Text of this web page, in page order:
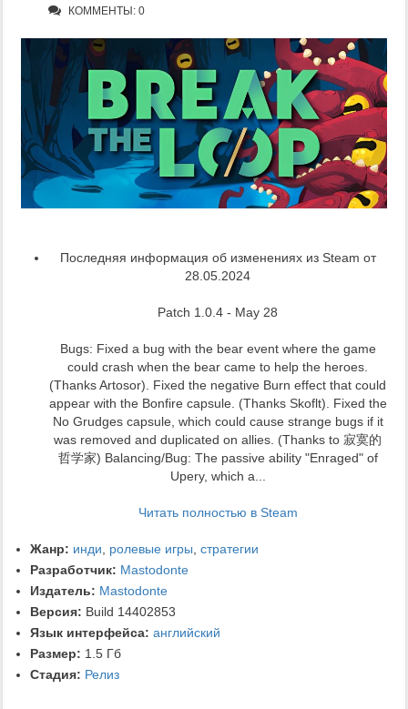
КОММЕНТЫ: 0
Последняя информация об изменениях из Steam от
28.05.2024
Patch 1.0.4 - May 28
Bugs: Fixed a bug with the bear event where the game
could crash when the bear came to help the heroes.
(Thanks Artosor). Fixed the negative Burn effect that could
appear with the Bonfire capsule. (Thanks Skoflt). Fixed the
No Grudges capsule, which could cause strange bugs if it
was removed and duplicated on allies. (Thanks to 寂寞的
哲学家) Balancing/Bug: The passive ability "Enraged" of
Upery, which a...
Читать полностью в Steam
Жанр: инди, ролевые игры, стратегии
Разработчик: Mastodonte
Издатель: Mastodonte
Версия: Build 14402853
Язык интерфейса: английский
Размер: 1.5 Гб
Стадия: Релиз